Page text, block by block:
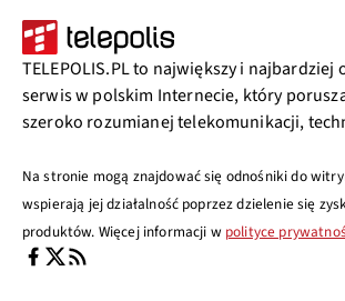
TELEPOLIS.PL to największy i
serwis w polskim Internecie, który
szeroko rozumianej telekomunikacji,
Na stronie mogą znajdować się odnośniki do
wspierają jej działalność poprzez dzielenie się
produktów. Więcej informacji w polityce